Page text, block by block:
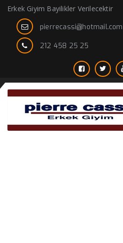
Erkek Giyim Bayilikler Verilecektir
pierrecassi@hotmail.com
212 458 25 25